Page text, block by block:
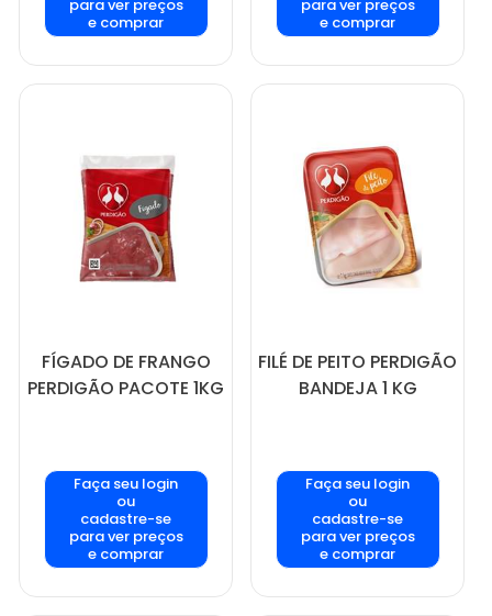
para ver preços
e comprar
para ver preços
e comprar
FÍGADO DE FRANGO
PERDIGÃO PACOTE 1KG
Faça seu login
ou
cadastre-se
para ver preços
e comprar
FILÉ DE PEITO PERDIGÃO
BANDEJA 1 KG
Faça seu login
ou
cadastre-se
para ver preços
e comprar